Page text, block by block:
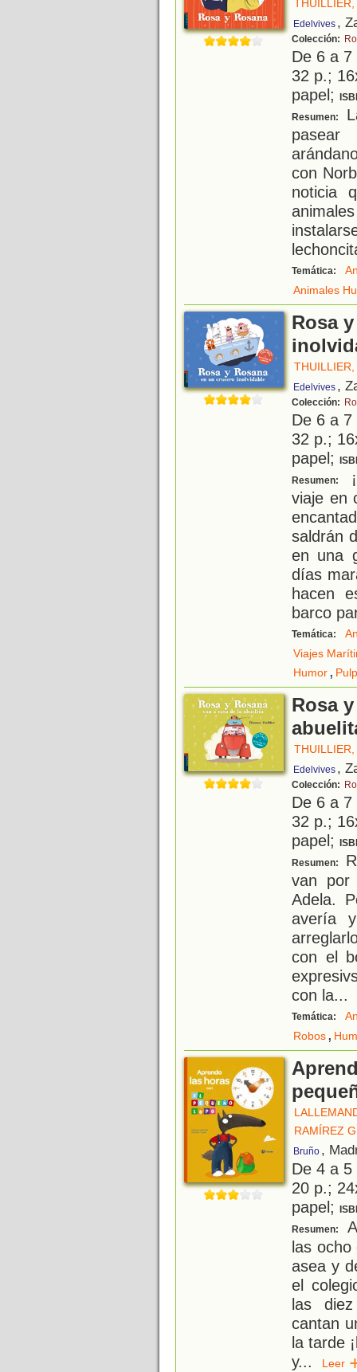
Edelvives ,
Colección:
De 6 a
32 p.;
papel;
Resumen:
con
noticia
Temática:
Animales
Rosa
Edelvives ,
Colección:
De 6 a
32 p.;
papel;
Resumen:
viaje en
saldrán
en una
días
hacen
barco
Temática:
Viajes
Humor,
Rosa
Edelvives ,
Colección:
De 6 a
32 p.;
papel;
Resumen:
van por
Adela.
avería
con el
con la...
Temática:
Robos,
RAMÍREZ
Bruño ,
De 4 a
20 p.;
papel;
Resumen:
las ocho
asea y
el
las
cantan
la tarde
y...